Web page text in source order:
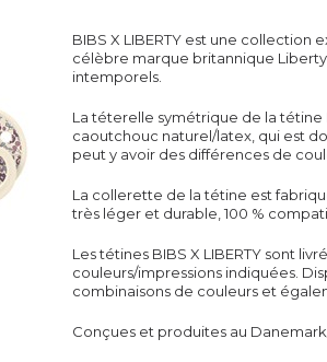
BIBS X LIBERTY est une collection
célèbre marque britannique
intemporels.
La téterelle symétrique de latétine
caoutchouc naturel/latex, qui est
peut y avoir des différences de
La collerette de latétine est
très léger et durable, 100 %
Lestétines BIBS X LIBERTY sont
couleurs/impressions indiquées.
combinaisons de couleurs et
Conçues et produites au